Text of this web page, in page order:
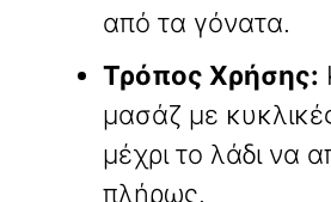
από τα γόνατα.
Τρόπος Χρήσης:
μασάζ με
μέχρι το λάδι να
πλήρως.